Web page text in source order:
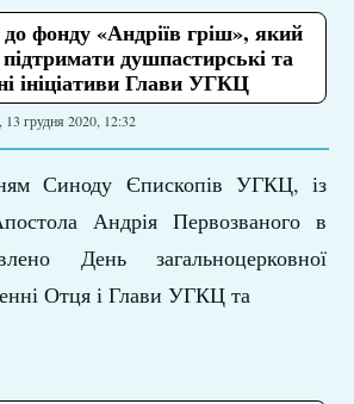
фонду «Андріїв гріш», який
душпастирські та
ініціативи Глави УГКЦ
13 грудня 2020, 12:32
Синоду Єпископів УГКЦ, із
Андрія Первозваного в
День загальноцерковної
Отця і Глави УГКЦ та